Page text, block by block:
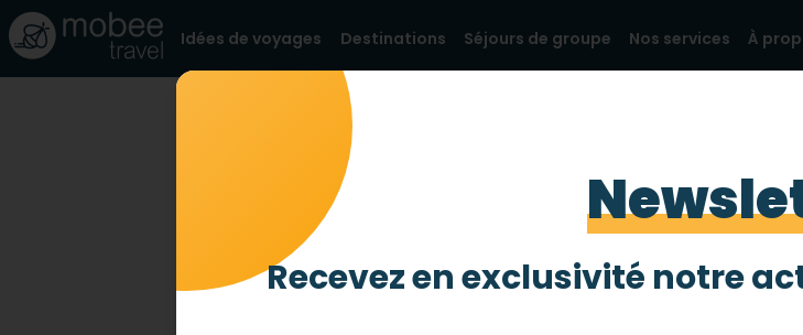
Idées de voyages Destinations Séjours de groupe Nos services À
NOS SERVICES
Le séjour sur mesure,
c'est ?
Recevez en exclusivité notre